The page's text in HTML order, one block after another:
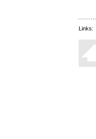
Links: